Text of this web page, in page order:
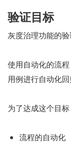
验证目标
灰度治理功能的验
使用自动化的流
用例进行自动化
为了达成这个目
流程的自动化